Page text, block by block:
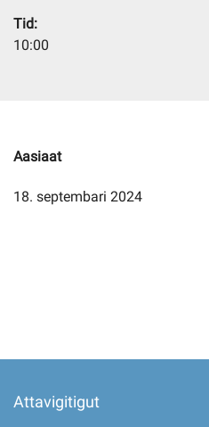
Ileqqoreqqusat
Imminut kiffartuunneq
Pilersaarutinut isaavik
Tid:
10:00
Aasiaat
18. septembari 2024
Attavigitigut